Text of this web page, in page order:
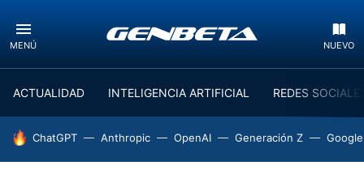
MENÚ NUEVO
ACTUALIDAD INTELIGENCIA ARTIFICIAL REDES
HOY SE HABLA DE
ChatGPT Anthropic OpenAI Generación Z